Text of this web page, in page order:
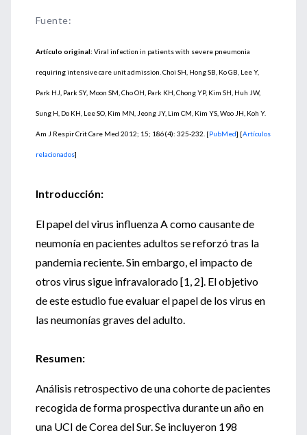
Fuente:
Artículo original: Viral infection in patients with severe pneumonia
requiring intensive care unit admission. Choi SH, Hong SB, Ko GB, Lee Y,
Park HJ, Park SY, Moon SM, Cho OH, Park KH, Chong YP, Kim SH, Huh JW,
Sung H, Do KH, Lee SO, Kim MN, Jeong JY, Lim CM, Kim YS, Woo JH, Koh Y.
Am J Respir Crit Care Med 2012; 15; 186(4): 325-232. [PubMed] [Artículos
relacionados]
Introducción:
El papel del virus influenza A como causante de
neumonía en pacientes adultos se reforzó tras la
pandemia reciente. Sin embargo, el impacto de
otros virus sigue infravalorado [1, 2]. El objetivo
de este estudio fue evaluar el papel de los virus en
las neumonías graves del adulto.
Resumen:
Análisis retrospectivo de una cohorte de pacientes
recogida de forma prospectiva durante un año en
una UCI de Corea del Sur. Se incluyeron 198